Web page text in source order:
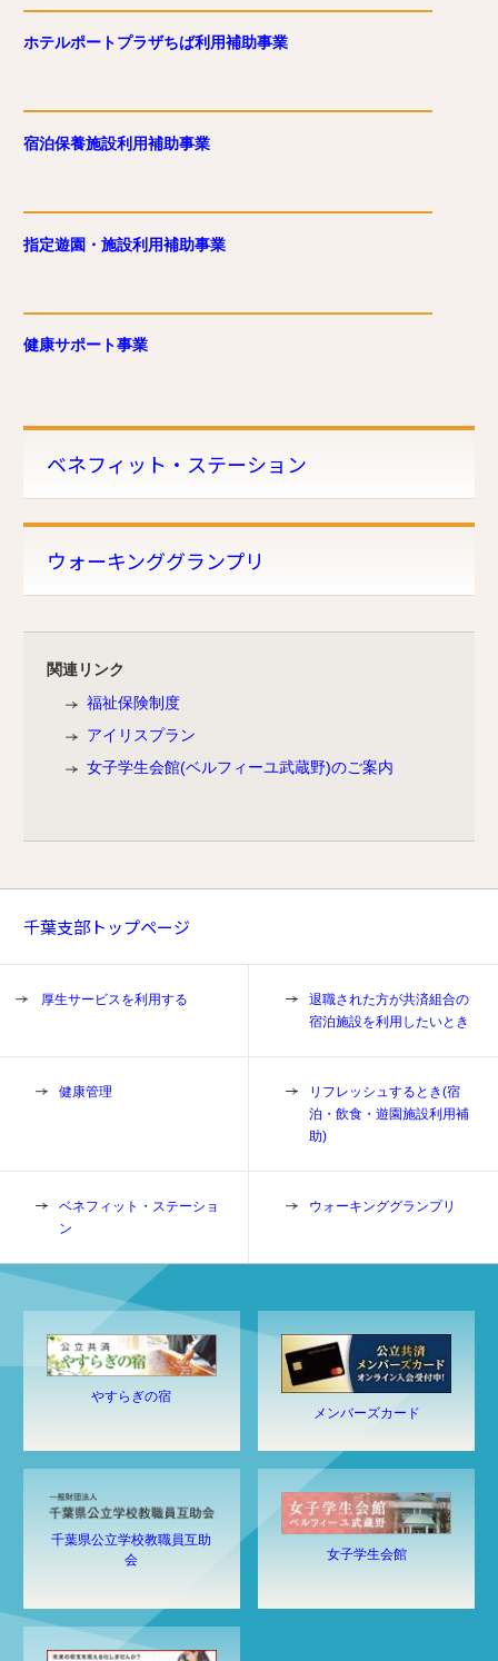
ホテルポートプラザちば利用補助事業
宿泊保養施設利用補助事業
指定遊園・施設利用補助事業
健康サポート事業
ベネフィット・ステーション
ウォーキンググランプリ
関連リンク
福祉保険制度
アイリスプラン
女子学生会館(ベルフィーユ武蔵野)のご案内
千葉支部トップページ
厚生サービスを利用する
退職された方が共済組合の
宿泊施設を利用したいとき
健康管理
リフレッシュするとき(宿
泊・飲食・遊園施設利用補
助)
ベネフィット・ステーショ
ン
ウォーキンググランプリ
やすらぎの宿
メンバーズカード
千葉県公立学校教職員互助
会
女子学生会館